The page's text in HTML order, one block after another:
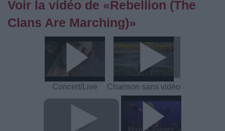
Voir la vidéo de «Rebellion (The
Clans Are Marching)»
Concert/Live Chanson sans vidéo